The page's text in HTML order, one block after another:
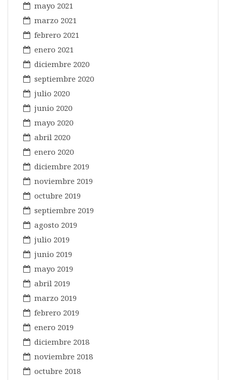
mayo 2021
marzo 2021
febrero 2021
enero 2021
diciembre 2020
septiembre 2020
julio 2020
junio 2020
mayo 2020
abril 2020
enero 2020
diciembre 2019
noviembre 2019
octubre 2019
septiembre 2019
agosto 2019
julio 2019
junio 2019
mayo 2019
abril 2019
marzo 2019
febrero 2019
enero 2019
diciembre 2018
noviembre 2018
octubre 2018